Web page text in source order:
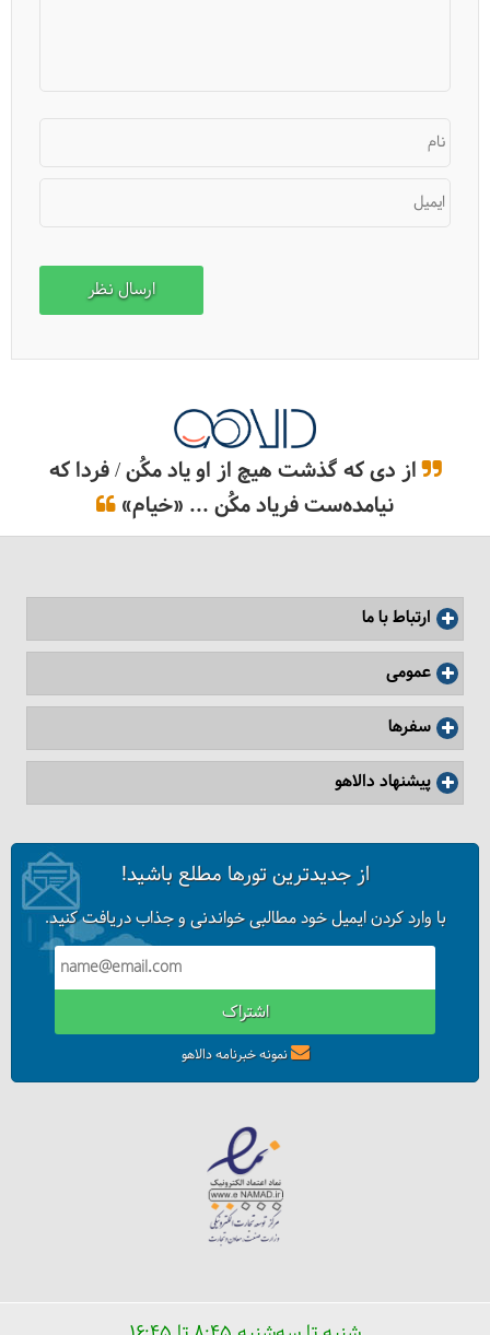
نام
ایمیل
از دی که گذشت هیچ از او یاد مکُن / فردا که
نیامده‌ست فریاد مکُن ... «خیام»
ارتباط با ما
عمومی
سفرها
پیشنهاد دالاهو
از جدیدترین تورها مطلع باشید!
با وارد کردن ایمیل خود مطالبی خواندنی و جذاب دریافت کنید.
اشتراک
نمونه خبرنامه دالاهو